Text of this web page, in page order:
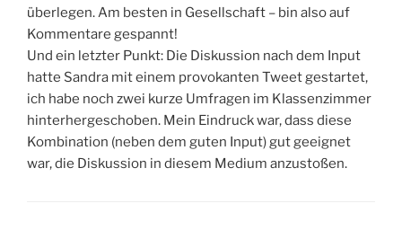
überlegen. Am besten in Gesellschaft – bin also auf
Kommentare gespannt!
Und ein letzter Punkt: Die Diskussion nach dem Input
hatte Sandra mit einem provokanten Tweet gestartet,
ich habe noch zwei kurze Umfragen im Klassenzimmer
hinterhergeschoben. Mein Eindruck war, dass diese
Kombination (neben dem guten Input) gut geeignet
war, die Diskussion in diesem Medium anzustoßen.